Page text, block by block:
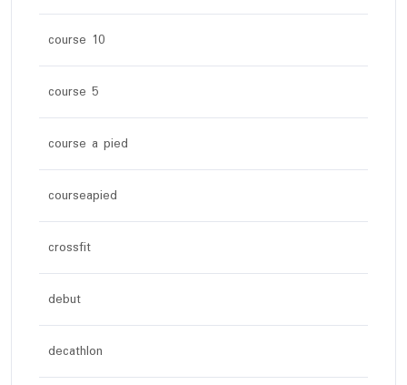
course 10
course 5
course a pied
courseapied
crossfit
debut
decathlon